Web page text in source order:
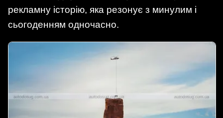
рекламну історію, яка резонує з минулим і
сьогоденням одночасно.